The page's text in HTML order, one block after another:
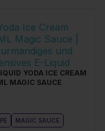
YODA ICE CREAM
MAGIC SAUCE
MAGIC SAUCE